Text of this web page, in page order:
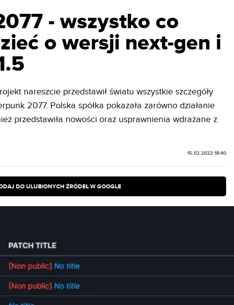
- wszystko co
o wersji next-gen i
nareszcie przedstawił światu wszystkie szczegóły
2077. Polska spółka pokazała zarówno działanie
przedstawiła nowości oraz usprawnienia wdrażane z
15.02.2022 18:40
DO ULUBIONYCH ŹRÓDEŁ W GOOGLE